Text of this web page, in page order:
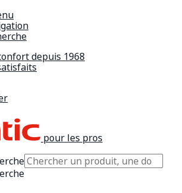
depuis 1968
pour les pros